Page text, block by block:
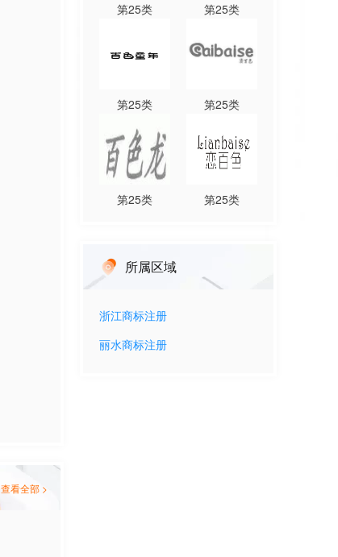
查看全部 >
第25类 第25类
第25类 第25类
第25类 第25类
所属区域
浙江商标注册
丽水商标注册